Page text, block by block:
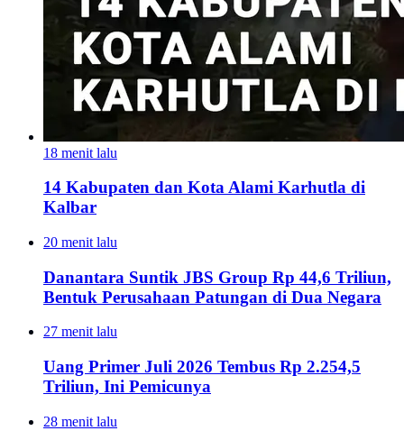
18 menit lalu
14 Kabupaten dan Kota Alami Karhutla di
Kalbar
20 menit lalu
Danantara Suntik JBS Group Rp 44,6 Triliun,
Bentuk Perusahaan Patungan di Dua Negara
27 menit lalu
Uang Primer Juli 2026 Tembus Rp 2.254,5
Triliun, Ini Pemicunya
28 menit lalu